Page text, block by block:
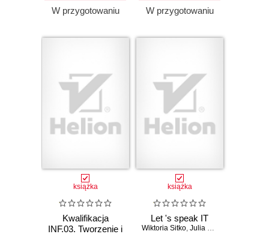
W przygotowaniu
internetowych.
nauki zawodu
(Wydanie II)
W przygotowaniu
książka
Kwalifikacja
INF.03. Tworzenie i
książka
Let 's speak IT
Wiktoria Sitko, Julia Rybska